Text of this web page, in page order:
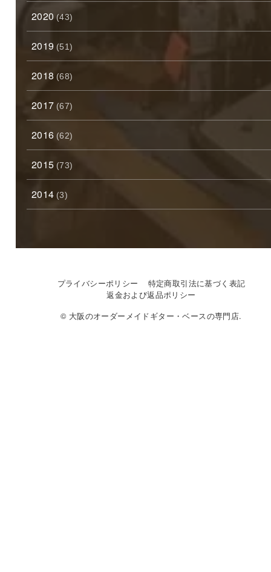
2020 (43)
2019 (51)
2018 (68)
2017 (67)
2016 (62)
2015 (73)
2014 (3)
プライバシーポリシー
特定商取引法に基づく表記
返金および返品ポリシー
© 大阪のオーダーメイドギター・ベースの専門店.